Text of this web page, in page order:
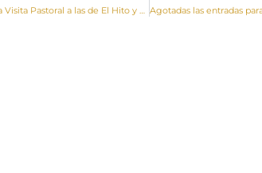
El Sr. Obispo realiza una Visita Pastoral a las de El Hito y Montalbo